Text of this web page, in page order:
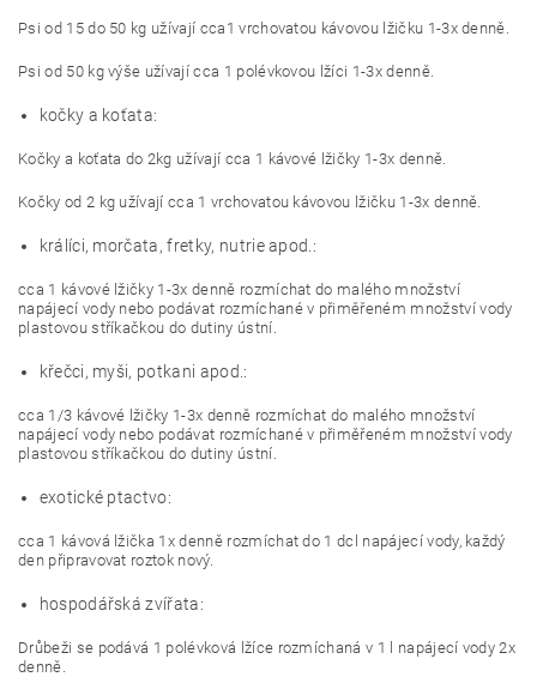
Psi od 15 do 50 kg užívají cca1 vrchovatou kávovou lžičku 1-3x denně.
Psi od 50 kg výše užívají cca 1 polévkovou lžíci 1-3x denně.
kočky a koťata:
Kočky a koťata do 2kg užívají cca 1 kávové lžičky 1-3x denně.
Kočky od 2 kg užívají cca 1 vrchovatou kávovou lžičku 1-3x denně.
králíci, morčata, fretky, nutrie apod.:
cca 1 kávové lžičky 1-3x denně rozmíchat do malého množství
napájecí vody nebo podávat rozmíchané v přiměřeném množství vody
plastovou stříkačkou do dutiny ústní.
křečci, myši, potkani apod.:
cca 1/3 kávové lžičky 1-3x denně rozmíchat do malého množství
napájecí vody nebo podávat rozmíchané v přiměřeném množství vody
plastovou stříkačkou do dutiny ústní.
exotické ptactvo:
cca 1 kávová lžička 1x denně rozmíchat do 1 dcl napájecí vody, každý
den připravovat roztok nový.
hospodářská zvířata:
Drůbeži se podává 1 polévková lžíce rozmíchaná v 1 l napájecí vody 2x
denně.